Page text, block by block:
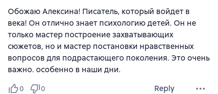
Обожаю Алексина! Писатель, который войдет в
века! Он отлично знает психологию детей. Он не
только мастер построение захватывающих
сюжетов, но и мастер постановки нравственных
вопросов для подрастающего поколения. Это очень
важно. особенно в наши дни.
0 0 Reply